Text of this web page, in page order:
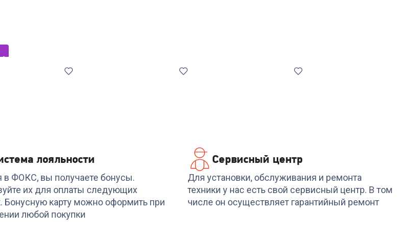
00014931
машина
₽
Код:
Стиральная машина
BEKO RSPE 78612 S
+800бонусов
Код:00-00013322
Стиральная машина
BEKO WRE 6512ZAW
+749бонусов
Стиральная машина
TCL TWRF-607W12W1
лояльности
в ФОКС, вы получаете бонусы.
их для оплаты следующих
Бонусную карту можно оформить при
любой покупки
Сервисный центр
Для установки, обслуживания и ремонта
техники у нас есть свой сервисный центр. В том
числе он осуществляет гарантийный ремонт